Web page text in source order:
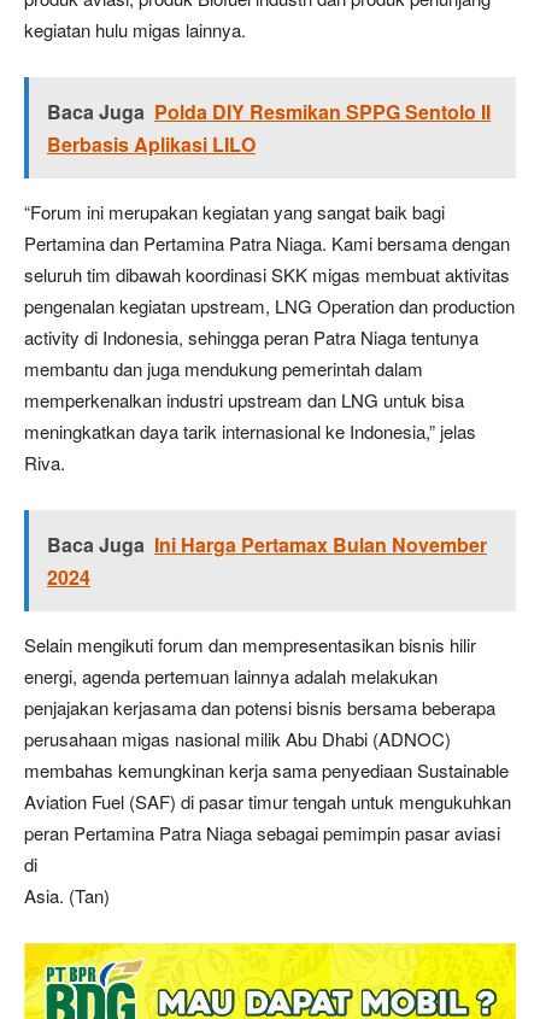
kegiatan hulu migas lainnya.
Baca Juga Polda DIY Resmikan SPPG Sentolo II
Berbasis Aplikasi LILO
“Forum ini merupakan kegiatan yang sangat baik bagi
Pertamina dan Pertamina Patra Niaga. Kami bersama dengan
seluruh tim dibawah koordinasi SKK migas membuat aktivitas
pengenalan kegiatan upstream, LNG Operation dan production
activity di Indonesia, sehingga peran Patra Niaga tentunya
membantu dan juga mendukung pemerintah dalam
memperkenalkan industri upstream dan LNG untuk bisa
meningkatkan daya tarik internasional ke Indonesia,” jelas
Riva.
Baca Juga Ini Harga Pertamax Bulan November
2024
Selain mengikuti forum dan mempresentasikan bisnis hilir
energi, agenda pertemuan lainnya adalah melakukan
penjajakan kerjasama dan potensi bisnis bersama beberapa
perusahaan migas nasional milik Abu Dhabi (ADNOC)
membahas kemungkinan kerja sama penyediaan Sustainable
Aviation Fuel (SAF) di pasar timur tengah untuk mengukuhkan
peran Pertamina Patra Niaga sebagai pemimpin pasar aviasi
di
Asia. (Tan)